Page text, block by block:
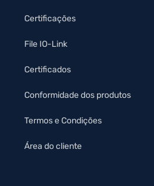
Certificações
File IO-Link
Certificados
Conformidade dos produtos
Termos e Condições
Área do cliente